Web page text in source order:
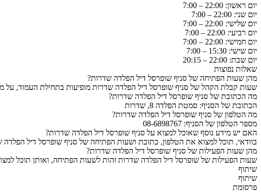
יום ראשון: 22:00 – 7:00
יום שני: 22:00 – 7:00
יום שלישי: 22:00 – 7:00
יום רביעי: 22:00 – 7:00
יום חמישי: 22:00 – 7:00
יום שישי: 15:30 – 7:00
יום שבת: 22:00 – 20:15
שאלות נפוצות
מהן שעות הפתיחה של סניף שופרסל דיל הפלדה שדרות?
שעות קבלת הקהל של סניף שופרסל דיל הפלדה שדרות מופיעות בתחילת העמוד, על
מה הכתובת של סניף שופרסל דיל הפלדה שדרות?
הכתובת של הסניף: סמטת הפלדה 8, שדרות
מה הטלפון של סניף שופרסל דיל הפלדה שדרות?
מספר הטלפון של הסניף: 08-6898767
האם יש מידע נוסף שאוכל למצוא על סניף שופרסל דיל הפלדה שדרות?
בוודאי, תוכל למצוא את הטלפון, כתובת ושעות הפתיחה של סניף שופרסל דיל הפלדה
מהן שעות הפעילות של סניף שופרסל דיל הפלדה שדרות?
שעות הפעילות של שופרסל דיל הפלדה שדרות זהות לשעות הפתיחה, ואותן תוכל
שיתוף
שיתוף
פרסומת